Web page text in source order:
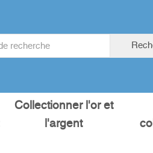
Collectionner l'or et
l'argent